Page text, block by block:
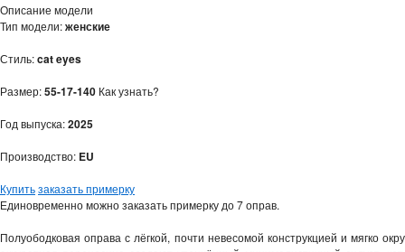
Описание модели
Тип модели:женские
Стиль:cat eyes
Размер:55-17-140 Как узнать?
Год выпуска:2025
Производство: EU
Купитьзаказать примерку
Единовременно можно заказать примерку до 7 оправ.
Полуободковая оправа с лёгкой, почти невесомой конструкцией и мягко